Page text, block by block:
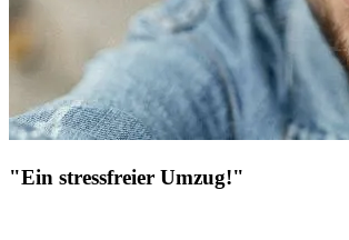
"Ein stressfreier Umzug!"